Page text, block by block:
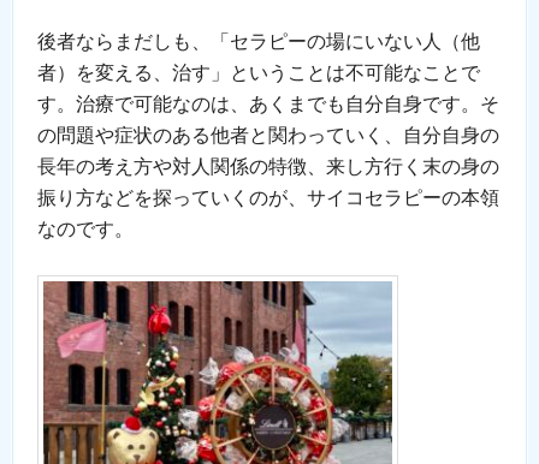
後者ならまだしも、「セラピーの場にいない人（他
者）を変える、治す」ということは不可能なことで
す。治療で可能なのは、あくまでも自分自身です。そ
の問題や症状のある他者と関わっていく、自分自身の
長年の考え方や対人関係の特徴、来し方行く末の身の
振り方などを探っていくのが、サイコセラピーの本領
なのです。